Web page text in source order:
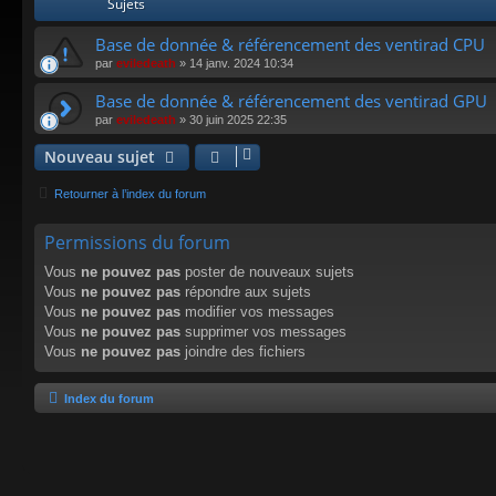
Sujets
Base de donnée & référencement des ventirad CPU
par eviledeath » 14 janv. 2024 10:34
Base de donnée & référencement des ventirad GPU
par eviledeath » 30 juin 2025 22:35
Nouveau sujet
Retourner à l’index du forum
Permissions du forum
Vous ne pouvez pas poster de nouveaux sujets
Vous ne pouvez pas répondre aux sujets
Vous ne pouvez pas modifier vos messages
Vous ne pouvez pas supprimer vos messages
Vous ne pouvez pas joindre des fichiers
Index du forum